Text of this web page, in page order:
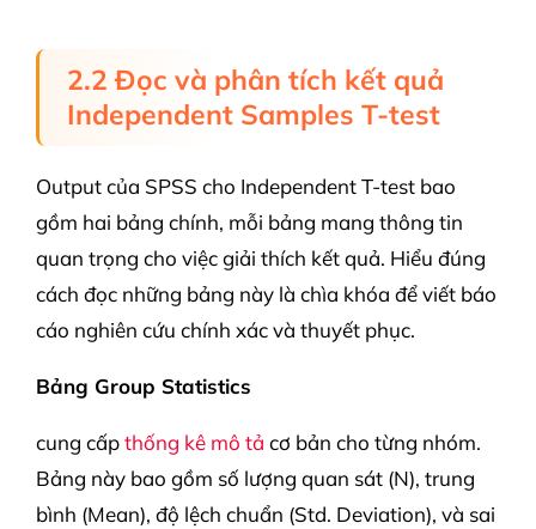
2.2 Đọc và phân tích kết quả
Independent Samples T-test
Output của SPSS cho Independent T-test bao
gồm hai bảng chính, mỗi bảng mang thông tin
quan trọng cho việc giải thích kết quả. Hiểu đúng
cách đọc những bảng này là chìa khóa để viết báo
cáo nghiên cứu chính xác và thuyết phục.
Bảng Group Statistics
cung cấpthống kê mô tả cơ bản cho từng nhóm.
Bảng này bao gồm số lượng quan sát (N), trung
bình (Mean), độ lệch chuẩn (Std. Deviation), và sai